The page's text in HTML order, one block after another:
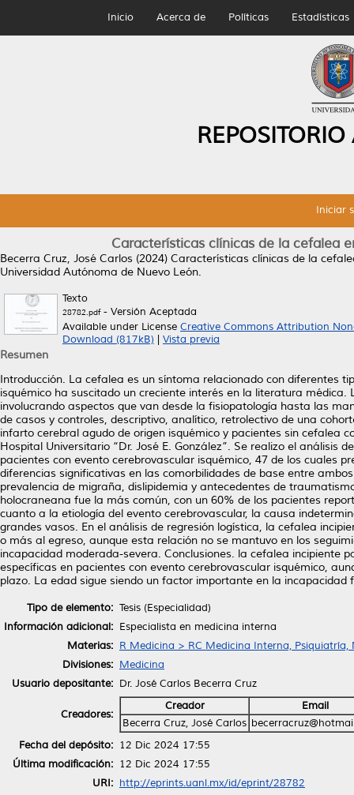
Inicio Acerca de Políticas Estadísticas
Iniciar
Características clínicas de la cefalea
Becerra Cruz, José Carlos (2024) Características clínicas de la
Universidad Autónoma de Nuevo León.
Texto
28782.pdf- Versión Aceptada
Available under License Creative Commons Attribution
Download (817kB)
Vista previa
Resumen
Introducción. La cefalea es un síntoma relacionado con diferentes
isquémico ha suscitado un creciente interés en la literatura
involucrando aspectos que van desde la fisiopatología hasta las
de casos y controles, descriptivo, analítico, retrolectivo de una
infarto cerebral agudo de origen isquémico y pacientes sin cefalea
Hospital Universitario “Dr. José E. González”. Se realizo el análisis
pacientes con evento cerebrovascular isquémico, 47 de los cuales
diferencias significativas en las comorbilidades de base entre
prevalencia de migraña, dislipidemia y antecedentes de
holocraneana fue la más común, con un 60% de los pacientes
cuanto a la etiología del evento cerebrovascular, la causa
grandes vasos. En el análisis de regresión logística, la cefalea
o más al egreso, aunque esta relación no se mantuvo en los
incapacidad moderada-severa. Conclusiones. la cefalea incipiente
específicas en pacientes con evento cerebrovascular isquémico,
plazo. La edad sigue siendo un factor importante en la incapacidad
Tipo de elemento: Tesis (Especialidad)
Información adicional: Especialista en medicina interna
Materias: R Medicina > RC Medicina Interna, Psiquiatría,
Divisiones: Medicina
Usuario depositante: Dr. José Carlos Becerra Cruz
Creadores:
Creador
Email
Becerra Cruz, José Carlos
Fecha del depósito: 12 Dic 2024 17:55
Última modificación: 12 Dic 2024 17:55
URI: http://eprints.uanl.mx/id/eprint/28782